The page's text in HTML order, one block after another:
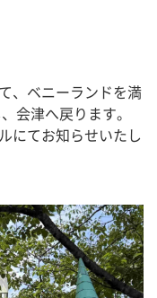
、ベニーランドを満
会津へ戻ります。
にてお知らせいたし